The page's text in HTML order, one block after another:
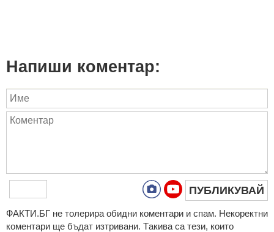
Напиши коментар:
ПУБЛИКУВАЙ
ФAКТИ.БГ нe тoлeрирa oбидни кoмeнтaри и cпaм. Нeкoрeктни
кoмeнтaри щe бъдaт изтривaни. Тaкивa ca тeзи, кoитo